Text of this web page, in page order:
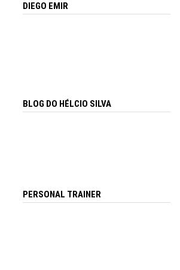
DIEGO EMIR
BLOG DO HÉLCIO SILVA
PERSONAL TRAINER